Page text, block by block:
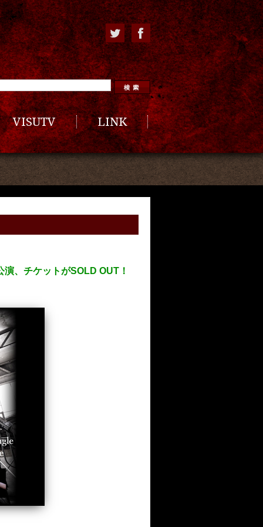
VISUTV LINK
、チケットがSOLD OUT！